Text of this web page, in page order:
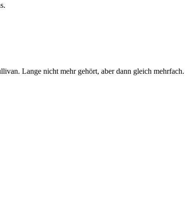
Lange nicht mehr gehört, aber dann gleich mehrfach.